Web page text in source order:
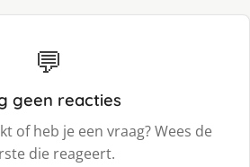
💬
geen reacties
of heb je een vraag? Wees de
die reageert.